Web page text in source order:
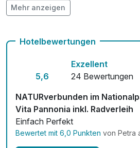
Vielseitiger Wellnessbereich
kostenfreie Leihfahrräder
Fitnessgeräte stehen bereit
Kostenloses W-LAN
Zimmerservice verfügbar
Mehr anzeigen
Hotelbewertungen
5,6
Exzellent
24 Bewertungen
NATURverbunden im
Vita Pannonia inkl. Radverleih
Einfach Perfekt
Bewertet mit 6,0 Punkten von Petra